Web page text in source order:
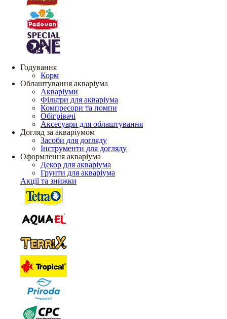
Годування
Корм
Облаштування акваріума
Акваріуми
Фільтри для акваріума
Компресори та помпи
Обігрівачі
Аксесуари для облаштування
Догляд за акваріумом
Засоби для догляду
Інструменти для догляду
Оформлення акваріума
Декор для акваріума
Грунти для акваріума
Акції та знижки